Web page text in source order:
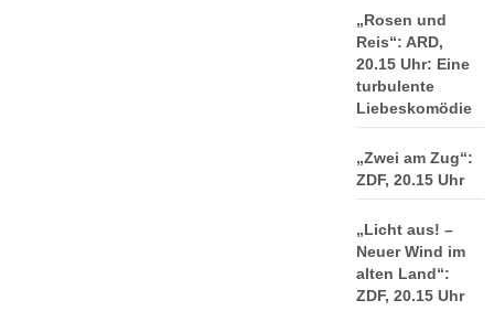
„Rosen und
Reis“: ARD,
20.15 Uhr: Eine
turbulente
Liebeskomödie
„Zwei am Zug“:
ZDF, 20.15 Uhr
„Licht aus! –
Neuer Wind im
alten Land“:
ZDF, 20.15 Uhr